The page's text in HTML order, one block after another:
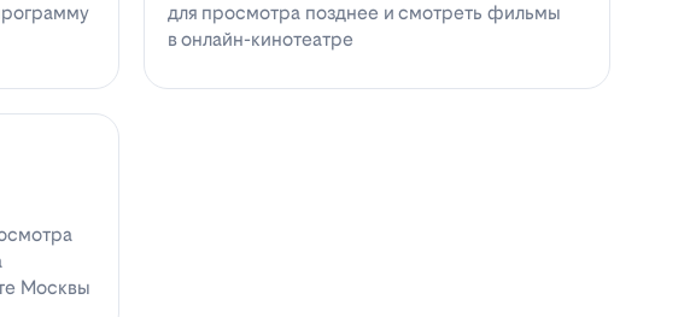
для просмотра позднее и смотреть фильмы
в онлайн-кинотеатре
Москвы